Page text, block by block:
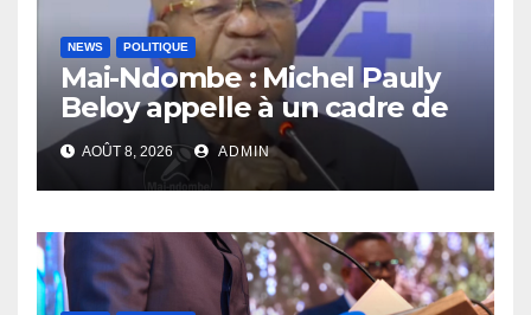
NEWS POLITIQUE
Mai-Ndombe : Michel Pauly
Beloy appelle à un cadre de
concertation avant la tenue
du dialogue inclusif
AOÛT 8, 2026 ADMIN